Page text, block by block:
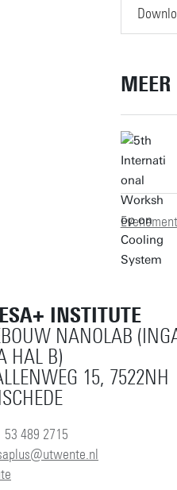
MEER
INSTITUTE
NANOLAB
HAL B)
15, 7522NH
53 489 2715